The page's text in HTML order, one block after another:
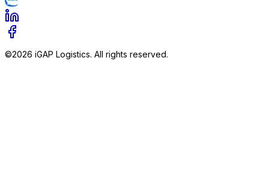
©2026 iGAP Logistics. All rights reserved.